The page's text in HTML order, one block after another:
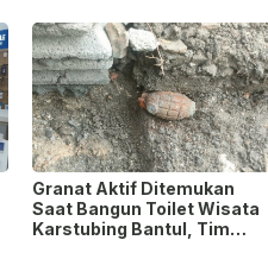
Terdampak
Granat Aktif Ditemukan
Saat Bangun Toilet Wisata
Karstubing Bantul, Tim